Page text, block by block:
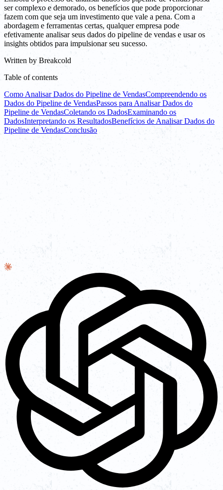
ser complexo e demorado, os benefícios que pode proporcionar
fazem com que seja um investimento que vale a pena. Com a
abordagem e ferramentas certas, qualquer empresa pode
efetivamente analisar seus dados do pipeline de vendas e usar os
insights obtidos para impulsionar seu sucesso.
Written by Breakcold
Table of contents
Como Analisar Dados do Pipeline de VendasCompreendendo os
Dados do Pipeline de VendasPassos para Analisar Dados do
Pipeline de VendasColetando os DadosExaminando os
DadosInterpretando os ResultadosBenefícios de Analisar Dados do
Pipeline de VendasConclusão